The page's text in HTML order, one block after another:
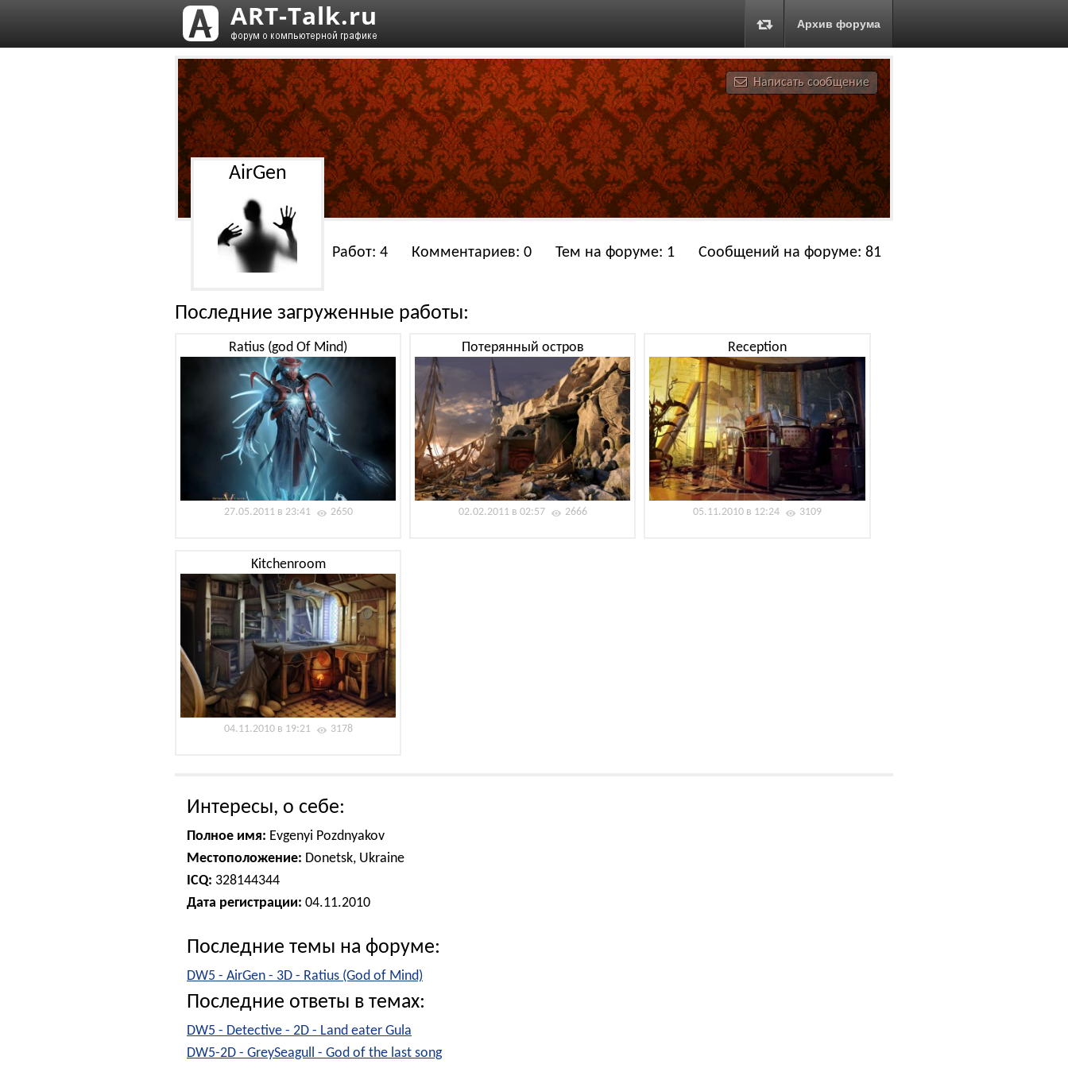
Архив форума
Написать сообщение
AirGen
Работ: 4 Комментариев: 0 Тем на форуме: 1 Сообщений на форуме: 81
Последние загруженные работы:
Ratius (god Of Mind)
27.05.2011 в 23:41 2650
Потерянный остров
02.02.2011 в 02:57 2666
Reception
05.11.2010 в 12:24 3109
Kitchenroom
04.11.2010 в 19:21 3178
Интересы, о себе:
Полное имя: Evgenyi Pozdnyakov
Местоположение: Donetsk, Ukraine
ICQ: 328144344
Дата регистрации: 04.11.2010
Последние темы на форуме:
DW5 - AirGen - 3D - Ratius (God of Mind)
Последние ответы в темах:
DW5 - Detective - 2D - Land eater Gula
DW5-2D - GreySeagull - God of the last song